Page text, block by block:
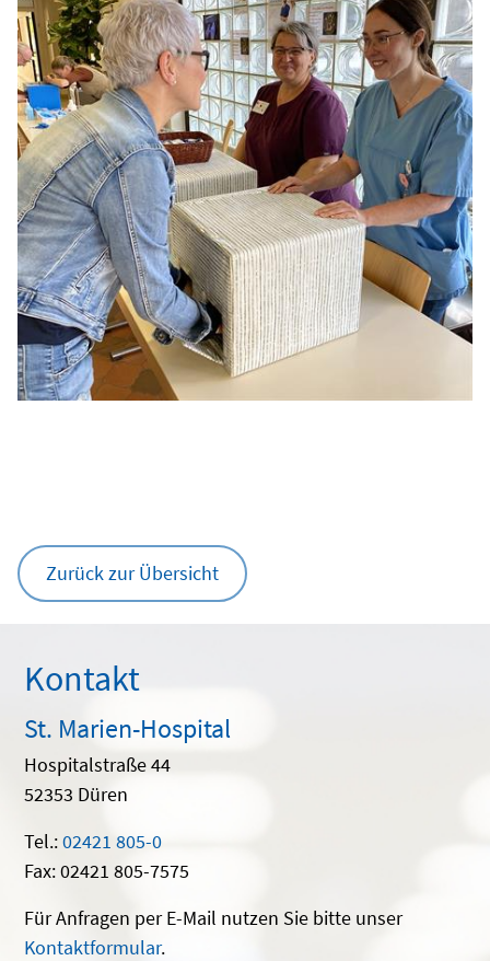
Zurück zur Übersicht
Kontakt
St. Marien-Hospital
Hospitalstraße 44
52353 Düren
Tel.:02421 805-0
Fax: 02421 805-7575
Für Anfragen per E-Mail nutzen Sie bitte unser
Kontaktformular.